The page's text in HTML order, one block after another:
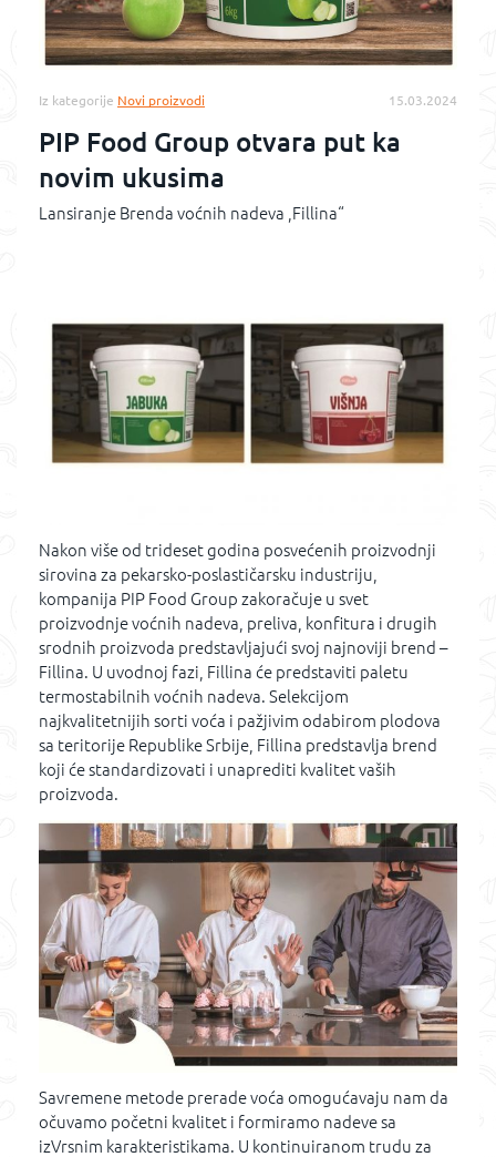
Iz kategorije Novi proizvodi 15.03.2024
PIP Food Group otvara put ka
novim ukusima
Lansiranje Brenda voćnih nadeva ,Fillina“
Nakon više od trideset godina posvećenih proizvodnji
sirovina za pekarsko-poslastičarsku industriju,
kompanija PIP Food Group zakoračuje u svet
proizvodnje voćnih nadeva, preliva, konfitura i drugih
srodnih proizvoda predstavljajući svoj najnoviji brend –
Fillina. U uvodnoj fazi, Fillina će predstaviti paletu
termostabilnih voćnih nadeva. Selekcijom
najkvalitetnijih sorti voća i pažjivim odabirom plodova
sa teritorije Republike Srbije, Fillina predstavlja brend
koji će standardizovati i unaprediti kvalitet vaših
proizvoda.
Savremene metode prerade voća omogućavaju nam da
očuvamo početni kvalitet i formiramo nadeve sa
izVrsnim karakteristikama. U kontinuiranom trudu za